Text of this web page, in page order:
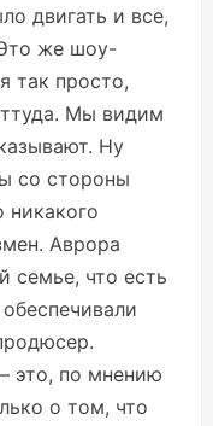
двигать и все,
же шоу-
так просто,
Мы видим
Ну
со стороны
Аврора
семье, что есть
это, по мнению
о том, что